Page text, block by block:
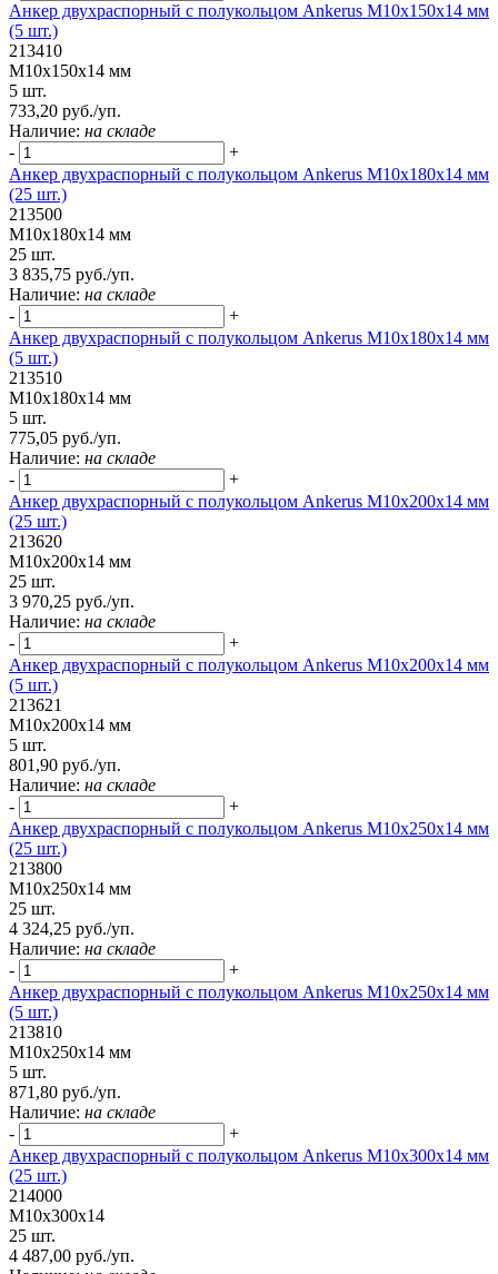
Анкер двухраспорный с полукольцом Ankerus М10х150х14 мм
(5 шт.)
213410
М10х150х14 мм
5 шт.
733,20 руб./уп.
Наличие: на складе
-
+
Анкер двухраспорный с полукольцом Ankerus М10х180х14 мм
(25 шт.)
213500
М10х180х14 мм
25 шт.
3 835,75 руб./уп.
Наличие: на складе
-
+
Анкер двухраспорный с полукольцом Ankerus М10х180х14 мм
(5 шт.)
213510
М10х180х14 мм
5 шт.
775,05 руб./уп.
Наличие: на складе
-
+
Анкер двухраспорный с полукольцом Ankerus М10х200х14 мм
(25 шт.)
213620
М10х200х14 мм
25 шт.
3 970,25 руб./уп.
Наличие: на складе
-
+
Анкер двухраспорный с полукольцом Ankerus М10х200х14 мм
(5 шт.)
213621
М10х200х14 мм
5 шт.
801,90 руб./уп.
Наличие: на складе
-
+
Анкер двухраспорный с полукольцом Ankerus М10х250х14 мм
(25 шт.)
213800
М10х250х14 мм
25 шт.
4 324,25 руб./уп.
Наличие: на складе
-
+
Анкер двухраспорный с полукольцом Ankerus М10х250х14 мм
(5 шт.)
213810
М10х250х14 мм
5 шт.
871,80 руб./уп.
Наличие: на складе
-
+
Анкер двухраспорный с полукольцом Ankerus М10х300х14 мм
(25 шт.)
214000
М10х300х14
25 шт.
4 487,00 руб./уп.